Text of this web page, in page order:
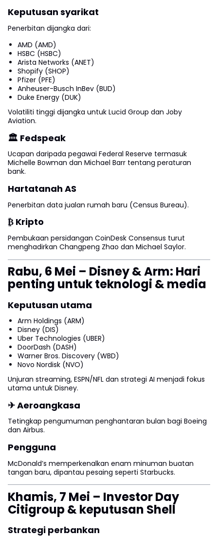
Keputusan syarikat
Penerbitan dijangka dari:
AMD (AMD)
HSBC (HSBC)
Arista Networks (ANET)
Shopify (SHOP)
Pfizer (PFE)
Anheuser-Busch InBev (BUD)
Duke Energy (DUK)
Volatiliti tinggi dijangka untuk Lucid Group dan Joby
Aviation.
🏛 Fedspeak
Ucapan daripada pegawai Federal Reserve termasuk
Michelle Bowman dan Michael Barr tentang peraturan
bank.
Hartatanah AS
Penerbitan data jualan rumah baru (Census Bureau).
₿ Kripto
Pembukaan persidangan CoinDesk Consensus turut
menghadirkan Changpeng Zhao dan Michael Saylor.
Rabu, 6 Mei – Disney & Arm: Hari
penting untuk teknologi & media
Keputusan utama
Arm Holdings (ARM)
Disney (DIS)
Uber Technologies (UBER)
DoorDash (DASH)
Warner Bros. Discovery (WBD)
Novo Nordisk (NVO)
Unjuran streaming, ESPN/NFL dan strategi AI menjadi fokus
utama untuk Disney.
✈ Aeroangkasa
Tetingkap pengumuman penghantaran bulan bagi Boeing
dan Airbus.
Pengguna
McDonald’s memperkenalkan enam minuman buatan
tangan baru, dipantau pesaing seperti Starbucks.
Khamis, 7 Mei – Investor Day
Citigroup & keputusan Shell
Strategi perbankan